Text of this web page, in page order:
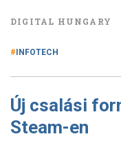
DIGITAL HUNGARY
INFOTECH
Új csalási
Steam-en